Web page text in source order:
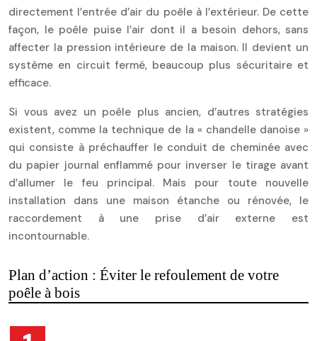
directement l’entrée d’air du poêle à l’extérieur. De cette
façon, le poêle puise l’air dont il a besoin dehors, sans
affecter la pression intérieure de la maison. Il devient un
système en circuit fermé, beaucoup plus sécuritaire et
efficace.
Si vous avez un poêle plus ancien, d’autres stratégies
existent, comme la technique de la « chandelle danoise »
qui consiste à préchauffer le conduit de cheminée avec
du papier journal enflammé pour inverser le tirage avant
d’allumer le feu principal. Mais pour toute nouvelle
installation dans une maison étanche ou rénovée, le
raccordement à une prise d’air externe est
incontournable.
Plan d’action : Éviter le refoulement de votre
poêle à bois